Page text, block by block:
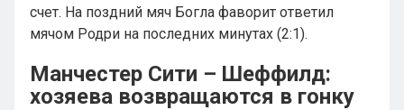
счет. На поздний мяч Богла фаворит ответил
мячом Родри на последних минутах (2:1).
Манчестер Сити – Шеффилд:
хозяева возвращаются в гонку